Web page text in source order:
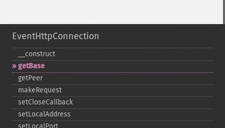
EventHttpConnection
_​_​construct
getBase
getPeer
makeRequest
setCloseCallback
setLocalAddress
setLocalPort